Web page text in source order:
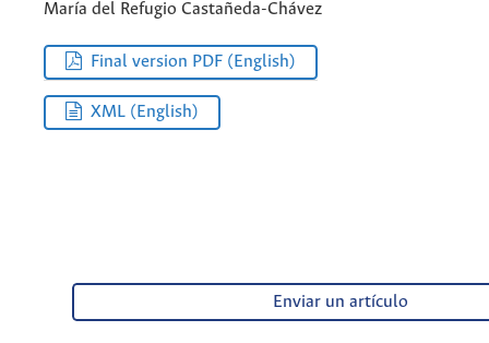
María del Refugio Castañeda-Chávez
Final version PDF (English)
XML (English)
Enviar un artículo